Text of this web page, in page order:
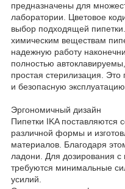
предназначены для
лаборатории. Цветовое
выбор подходящей
химическим веществам
надежную работу
полностью
простая стерилизация. Это
и безопасную
Эргономичный дизайн
Пипетки IKA поставляются
различной формы и
материалов. Благодаря
ладони. Для дозирования
требуются минимальные
усилий.